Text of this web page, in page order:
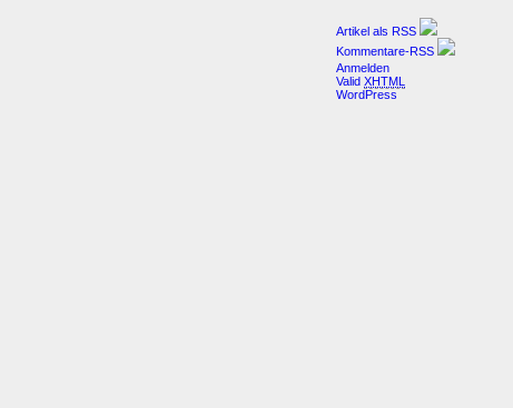
Artikel als RSS
Kommentare-RSS
Anmelden
Valid XHTML
WordPress